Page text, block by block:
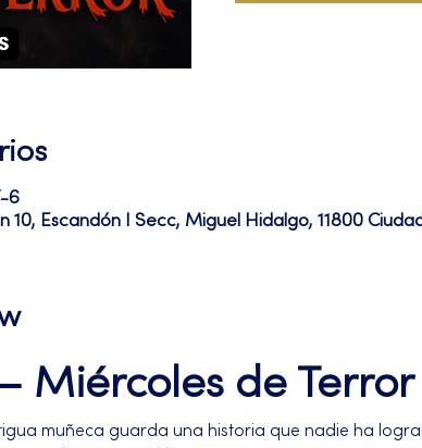
6
10, Escandón I Secc, Miguel Hidalgo, 11800
Miércoles de Terror
muñeca guarda una historia que nadie ha